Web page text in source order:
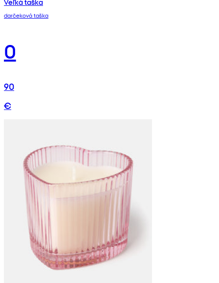
darčeková taška
0
90
€